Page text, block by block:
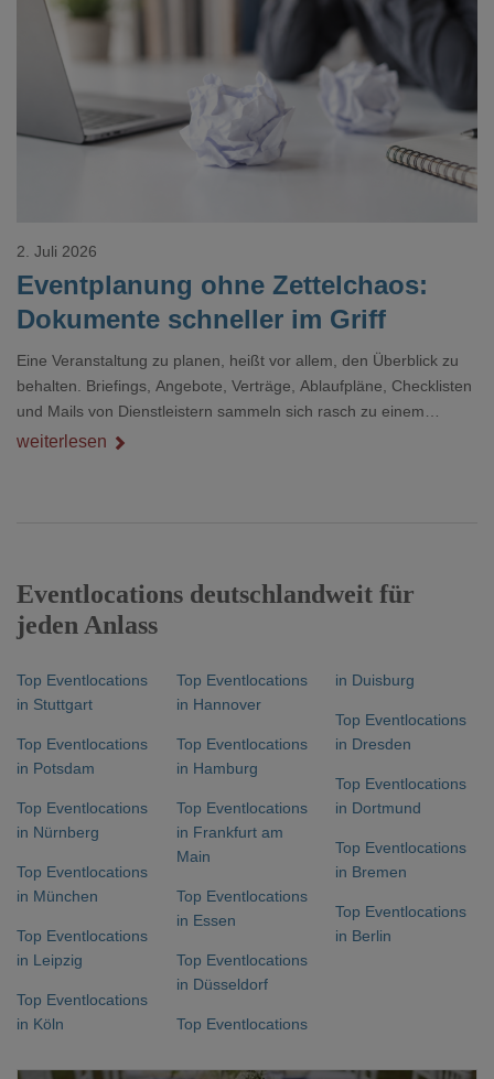
Loading...
Eventplanung ohne Zettelchaos:
Dokumente schneller im Griff
2. Juli 2026
Eine Veranstaltung zu planen, heißt vor allem, den Überblick zu
behalten. Briefings, Angebote, Verträge, Ablaufpläne, Checklisten
und Mails von Dienstleistern sammeln sich rasch zu einem
unübersichtlichen Stapel. Wer schon einmal kurz vor einem Event
weiterlesen
Eventlocations deutschlandweit für
jeden Anlass
Top Eventlocations
in Stuttgart
Top Eventlocations
in Potsdam
Top Eventlocations
in Nürnberg
Top Eventlocations
in München
Top Eventlocations
in Leipzig
Top Eventlocations
in Köln
Top Eventlocations
in Hannover
Top Eventlocations
in Hamburg
Top Eventlocations
in Frankfurt am
Main
Top Eventlocations
in Essen
Top Eventlocations
in Düsseldorf
Top Eventlocations
in Duisburg
Top Eventlocations
in Dresden
Top Eventlocations
in Dortmund
Top Eventlocations
in Bremen
Top Eventlocations
in Berlin